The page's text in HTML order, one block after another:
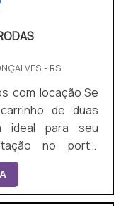
- RS
com locação.Se
de duas
ideal para seu
no portal
referência
que o produto
empresas